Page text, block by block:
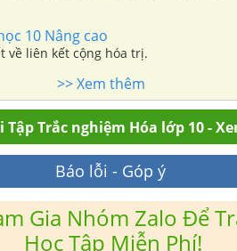
10 Nâng cao
về liên kết cộng hóa trị.
>> Xem thêm
Tập Trắc nghiệm Hóa lớp 10 -
Báo lỗi - Góp ý
Gia Nhóm Zalo Để
Học Tập Miễn Phí!